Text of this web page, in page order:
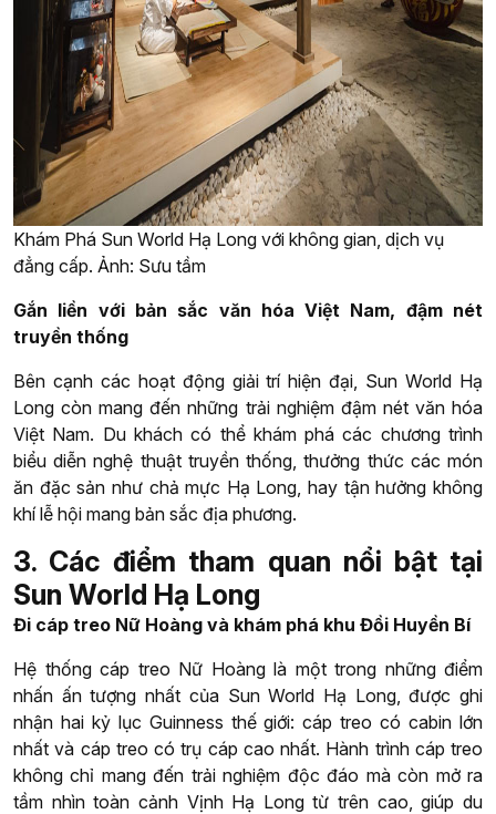
Khám Phá Sun World Hạ Long với không gian, dịch vụ
đẳng cấp. Ảnh: Sưu tầm
Gắn liền với bản sắc văn hóa Việt Nam, đậm nét
truyền thống
Bên cạnh các hoạt động giải trí hiện đại, Sun World Hạ
Long còn mang đến những trải nghiệm đậm nét văn hóa
Việt Nam. Du khách có thể khám phá các chương trình
biểu diễn nghệ thuật truyền thống, thưởng thức các món
ăn đặc sản như chả mực Hạ Long, hay tận hưởng không
khí lễ hội mang bản sắc địa phương.
3. Các điểm tham quan nổi bật tại
Sun World Hạ Long
Đi cáp treo Nữ Hoàng và khám phá khu Đồi Huyền Bí
Hệ thống cáp treo Nữ Hoàng là một trong những điểm
nhấn ấn tượng nhất của Sun World Hạ Long, được ghi
nhận hai kỷ lục Guinness thế giới: cáp treo có cabin lớn
nhất và cáp treo có trụ cáp cao nhất. Hành trình cáp treo
không chỉ mang đến trải nghiệm độc đáo mà còn mở ra
tầm nhìn toàn cảnh Vịnh Hạ Long từ trên cao, giúp du